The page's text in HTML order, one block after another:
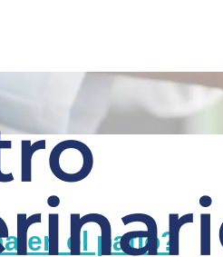
en el patio?